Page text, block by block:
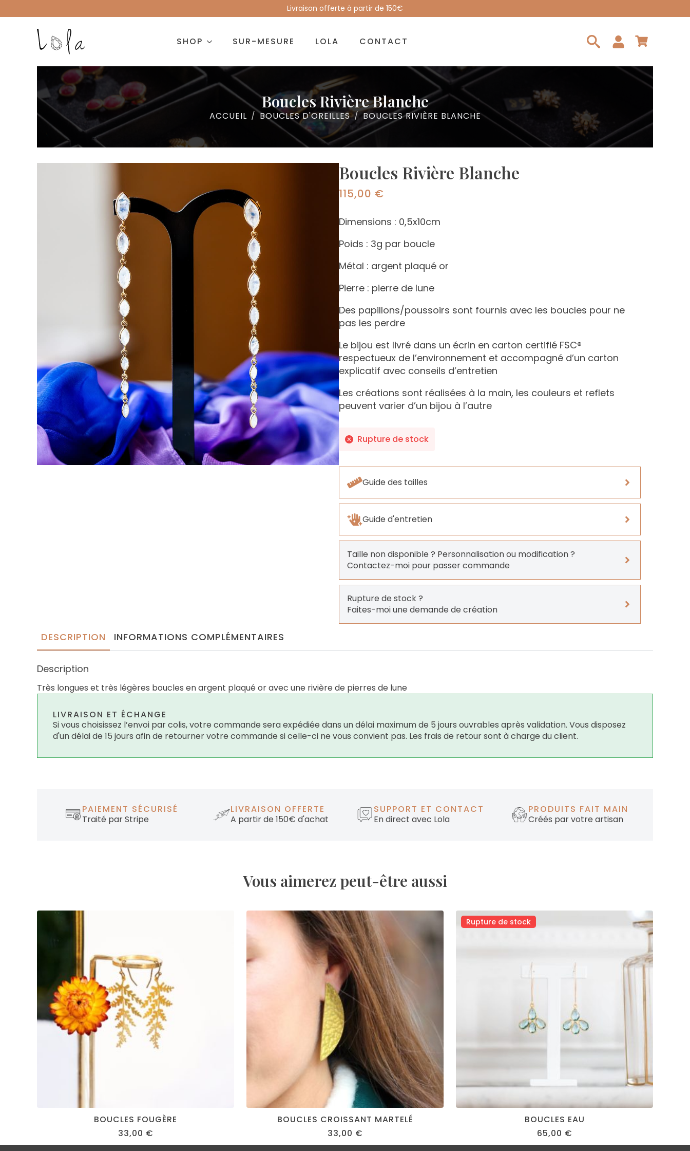
Livraison offerte à partir de 150€
SHOP SUR-MESURE LOLA
CONTACT
Boucles Rivière Blanche
ACCUEIL BOUCLES D'OREILLES BOUCLES RIVIÈRE BLANCHE
Boucles Rivière Blanche
115,00 €
Dimensions : 0,5x10cm
Poids : 3g par boucle
Métal : argent plaqué or
Pierre : pierre de lune
Des papillons/poussoirs sont fournis avec les boucles pour ne
pas les perdre
Le bijou est livré dans un écrin en carton certifié FSC®
respectueux de l’environnement et accompagné d’un carton
explicatif avec conseils d’entretien
Les créations sont réalisées à la main, les couleurs et reflets
peuvent varier d’un bijou à l’autre
Rupture de stock
Guide des tailles
Guide d'entretien
Taille non disponible ? Personnalisation ou modification ?
Contactez-moi pour passer commande
Rupture de stock ?
Faites-moi une demande de création
DESCRIPTION INFORMATIONS COMPLÉMENTAIRES
Description
Très longues et très légères boucles en argent plaqué or avec une rivière de pierres de lune
LIVRAISON ET ÉCHANGE
Si vous choisissez l’envoi par colis, votre commande sera expédiée dans un délai maximum de 5 jours ouvrables après validation. Vous disposez
d'un délai de 15 jours afin de retourner votre commande si celle-ci ne vous convient pas. Les frais de retour sont à charge du client.
PAIEMENT SÉCURISÉ
Traité par Stripe
LIVRAISON OFFERTE
A partir de 150€ d'achat
SUPPORT ET CONTACT
En direct avec Lola
PRODUITS FAIT MAIN
Créés par votre artisan
Vous aimerez peut-être aussi
BOUCLES FOUGÈRE
33,00 €
BOUCLES CROISSANT MARTELÉ
33,00 €
Rupture de stock
BOUCLES EAU
65,00 €